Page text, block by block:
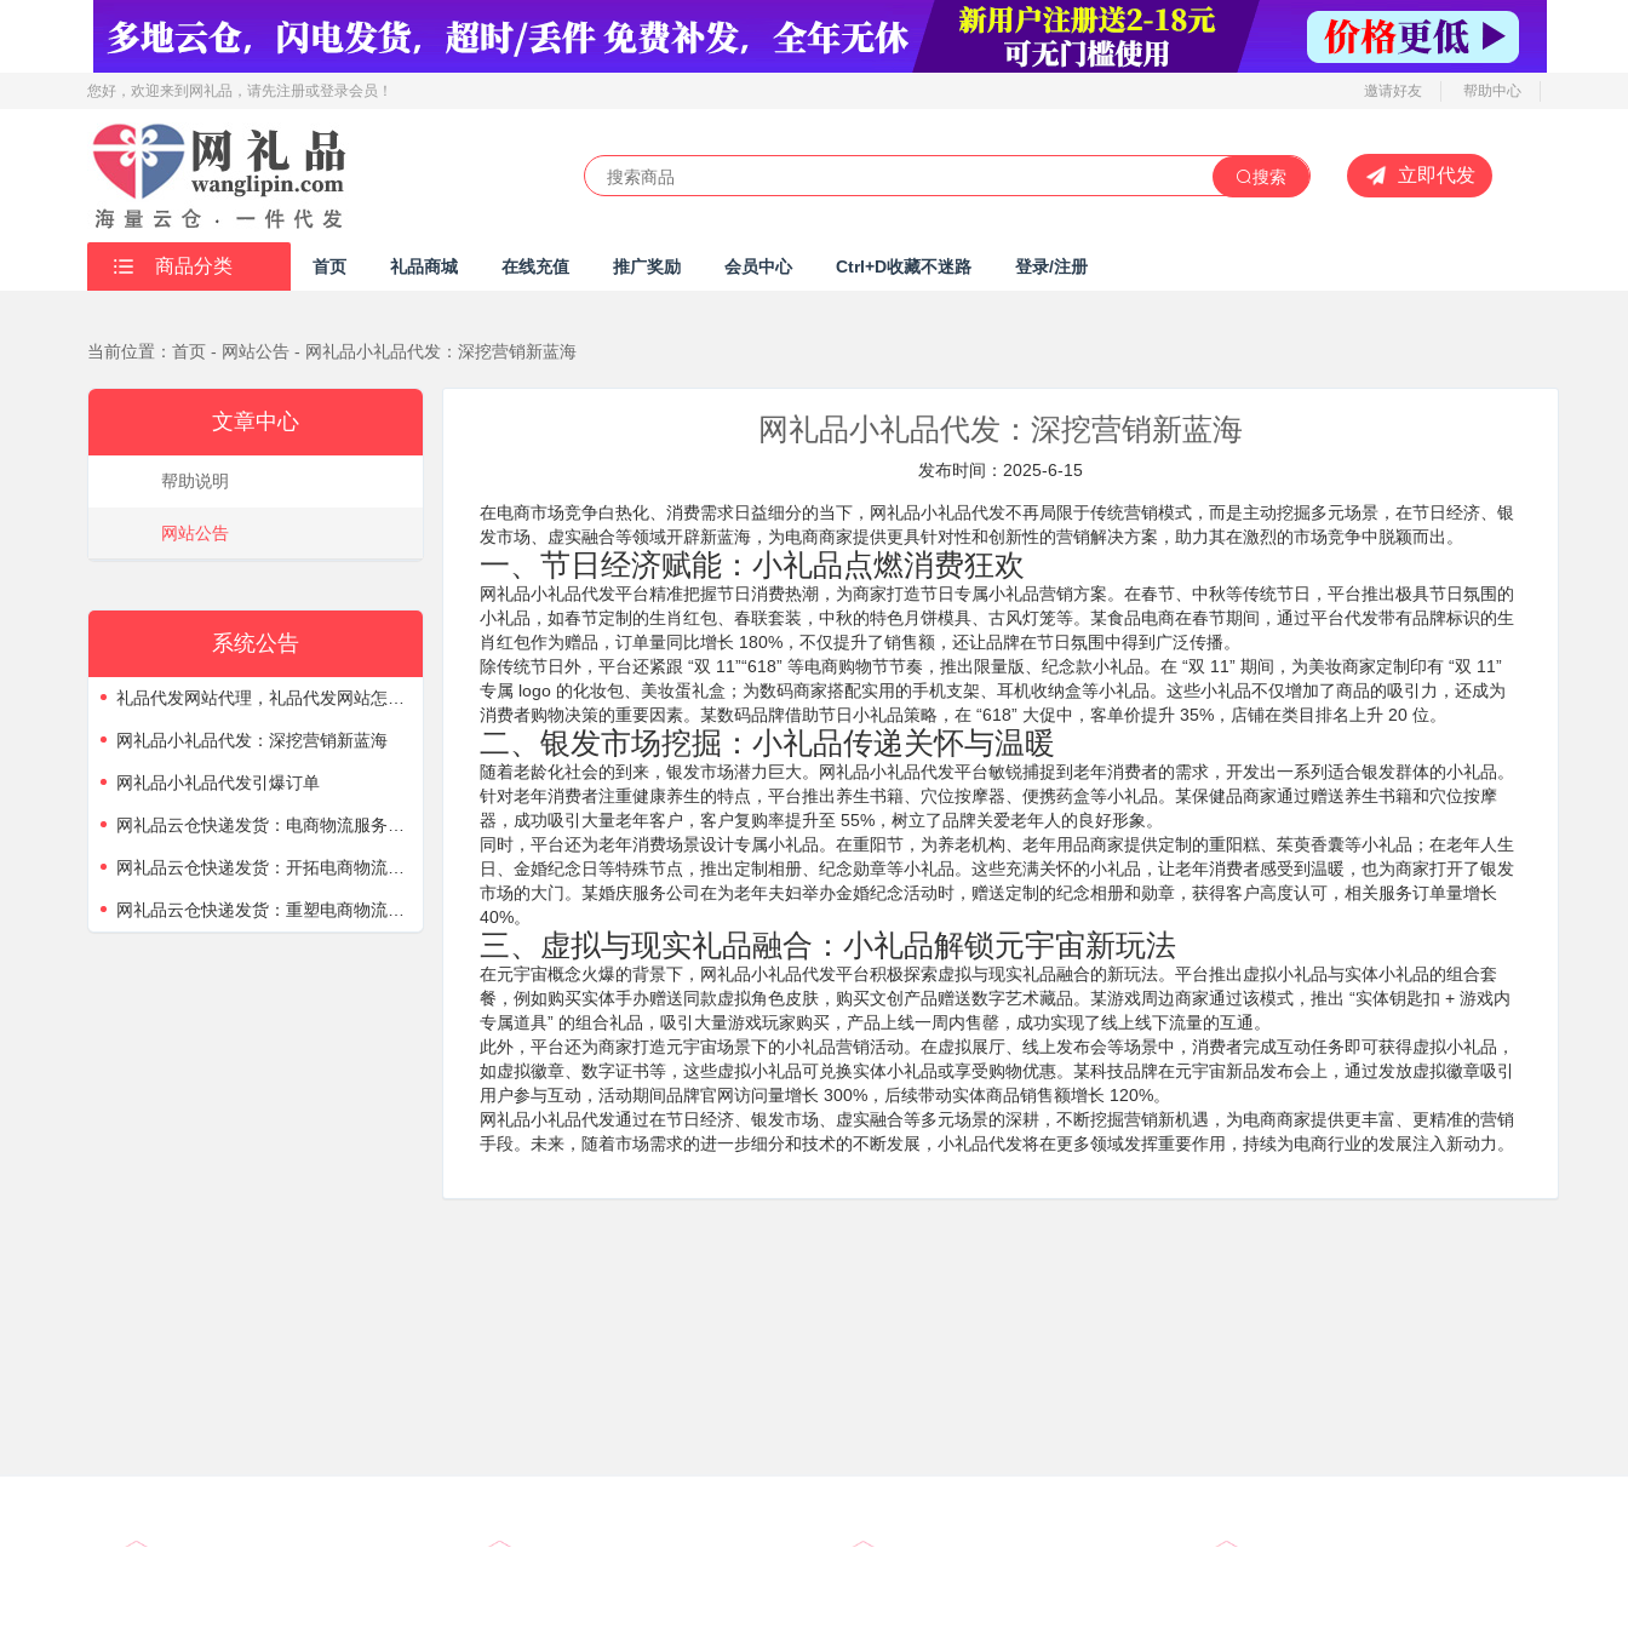
您好，欢迎来到网礼品 ，请先注册或登录会员！ 邀请好友 帮助中心
搜索 立即代发
商品分类 首页 礼品商城 在线充值 推广奖励 会员中心 Ctrl+D收藏不迷路 登录/注册
当前位置：首页 - 网站公告 - 网礼品小礼品代发：深挖营销新蓝海
文章中心
帮助说明
网站公告
系统公告
礼品代发网站代理，礼品代发网站怎么做
网礼品小礼品代发：深挖营销新蓝海
网礼品小礼品代发引爆订单
网礼品云仓快递发货：电商物流服务的进阶之路
网礼品云仓快递发货：开拓电商物流场景新边疆
网礼品云仓快递发货：重塑电商物流服务新范式
网礼品小礼品代发：深挖营销新蓝海
发布时间：2025-6-15
在电商市场竞争白热化、消费需求日益细分的当下，网礼品小礼品代发不再局限于传统营销模式，而是主动挖掘多元场景，在节日经济、银
发市场、虚实融合等领域开辟新蓝海，为电商商家提供更具针对性和创新性的营销解决方案，助力其在激烈的市场竞争中脱颖而出。
一、节日经济赋能：小礼品点燃消费狂欢
网礼品小礼品代发平台精准把握节日消费热潮，为商家打造节日专属小礼品营销方案。在春节、中秋等传统节日，平台推出极具节日氛围的
小礼品，如春节定制的生肖红包、春联套装，中秋的特色月饼模具、古风灯笼等。某食品电商在春节期间，通过平台代发带有品牌标识的生
肖红包作为赠品，订单量同比增长 180%，不仅提升了销售额，还让品牌在节日氛围中得到广泛传播。
除传统节日外，平台还紧跟 “双 11”“618” 等电商购物节节奏，推出限量版、纪念款小礼品。在 “双 11” 期间，为美妆商家定制印有 “双 11”
专属 logo 的化妆包、美妆蛋礼盒；为数码商家搭配实用的手机支架、耳机收纳盒等小礼品。这些小礼品不仅增加了商品的吸引力，还成为
消费者购物决策的重要因素。某数码品牌借助节日小礼品策略，在 “618” 大促中，客单价提升 35%，店铺在类目排名上升 20 位。
二、银发市场挖掘：小礼品传递关怀与温暖
随着老龄化社会的到来，银发市场潜力巨大。网礼品小礼品代发平台敏锐捕捉到老年消费者的需求，开发出一系列适合银发群体的小礼品。
针对老年消费者注重健康养生的特点，平台推出养生书籍、穴位按摩器、便携药盒等小礼品。某保健品商家通过赠送养生书籍和穴位按摩
器，成功吸引大量老年客户，客户复购率提升至 55%，树立了品牌关爱老年人的良好形象。
同时，平台还为老年消费场景设计专属小礼品。在重阳节，为养老机构、老年用品商家提供定制的重阳糕、茱萸香囊等小礼品；在老年人生
日、金婚纪念日等特殊节点，推出定制相册、纪念勋章等小礼品。这些充满关怀的小礼品，让老年消费者感受到温暖，也为商家打开了银发
市场的大门。某婚庆服务公司在为老年夫妇举办金婚纪念活动时，赠送定制的纪念相册和勋章，获得客户高度认可，相关服务订单量增长
40%。
三、虚拟与现实礼品融合：小礼品解锁元宇宙新玩法
在元宇宙概念火爆的背景下，网礼品小礼品代发平台积极探索虚拟与现实礼品融合的新玩法。平台推出虚拟小礼品与实体小礼品的组合套
餐，例如购买实体手办赠送同款虚拟角色皮肤，购买文创产品赠送数字艺术藏品。某游戏周边商家通过该模式，推出 “实体钥匙扣 + 游戏内
专属道具” 的组合礼品，吸引大量游戏玩家购买，产品上线一周内售罄，成功实现了线上线下流量的互通。
此外，平台还为商家打造元宇宙场景下的小礼品营销活动。在虚拟展厅、线上发布会等场景中，消费者完成互动任务即可获得虚拟小礼品，
如虚拟徽章、数字证书等，这些虚拟小礼品可兑换实体小礼品或享受购物优惠。某科技品牌在元宇宙新品发布会上，通过发放虚拟徽章吸引
用户参与互动，活动期间品牌官网访问量增长 300%，后续带动实体商品销售额增长 120%。
网礼品小礼品代发通过在节日经济、银发市场、虚实融合等多元场景的深耕，不断挖掘营销新机遇，为电商商家提供更丰富、更精准的营销
手段。未来，随着市场需求的进一步细分和技术的不断发展，小礼品代发将在更多领域发挥重要作用，持续为电商行业的发展注入新动力。